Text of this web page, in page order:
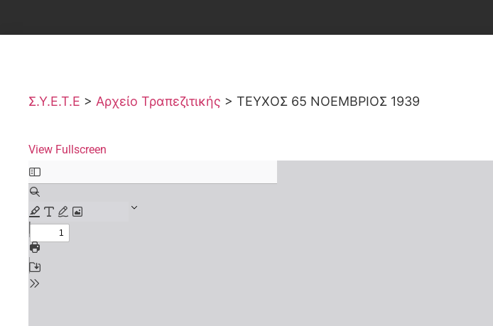
Σ.Υ.Ε.Τ.Ε > Αρχείο Τραπεζιτικής > ΤΕΥΧΟΣ 65 ΝΟΕΜΒΡΙΟΣ 1939
View Fullscreen